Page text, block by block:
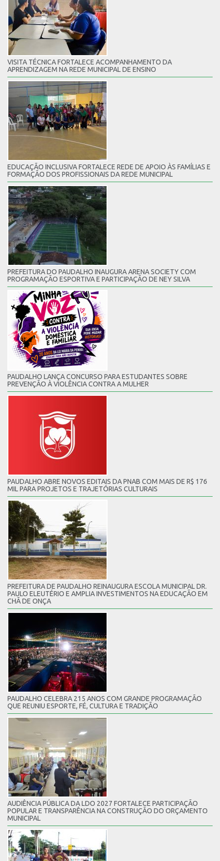
VISITA TÉCNICA FORTALECE ACOMPANHAMENTO DA
APRENDIZAGEM NA REDE MUNICIPAL DE ENSINO
EDUCAÇÃO INCLUSIVA FORTALECE REDE DE APOIO ÀS FAMÍLIAS E
FORMAÇÃO DOS PROFISSIONAIS DA REDE MUNICIPAL
PREFEITURA DO PAUDALHO INAUGURA ARENA SOCIETY COM
PROGRAMAÇÃO ESPORTIVA E PARTICIPAÇÃO DE NEY SILVA
PAUDALHO LANÇA CONCURSO PARA ESTUDANTES SOBRE
PREVENÇÃO À VIOLÊNCIA CONTRA A MULHER
PAUDALHO ABRE NOVOS EDITAIS DA PNAB COM MAIS DE R$ 176
MIL PARA PROJETOS E TRAJETÓRIAS CULTURAIS
PREFEITURA DE PAUDALHO REINAUGURA ESCOLA MUNICIPAL DR.
PAULO ELEUTÉRIO E AMPLIA INVESTIMENTOS NA EDUCAÇÃO EM
CHÃ DE ONÇA
PAUDALHO CELEBRA 215 ANOS COM GRANDE PROGRAMAÇÃO
QUE REUNIU ESPORTE, FÉ, CULTURA E TRADIÇÃO
AUDIÊNCIA PÚBLICA DA LDO 2027 FORTALECE PARTICIPAÇÃO
POPULAR E TRANSPARÊNCIA NA CONSTRUÇÃO DO ORÇAMENTO
MUNICIPAL